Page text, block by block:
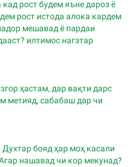
рост будем яъне дароз ё
рост истода алока кардем
мешавад ё пардаи
илтимос нагзтар
ҳастам, дар вақти дарс
метияд, сабабаш дар чи
бояд ҳар моҳ касали
нашавад чи кор мекунад?